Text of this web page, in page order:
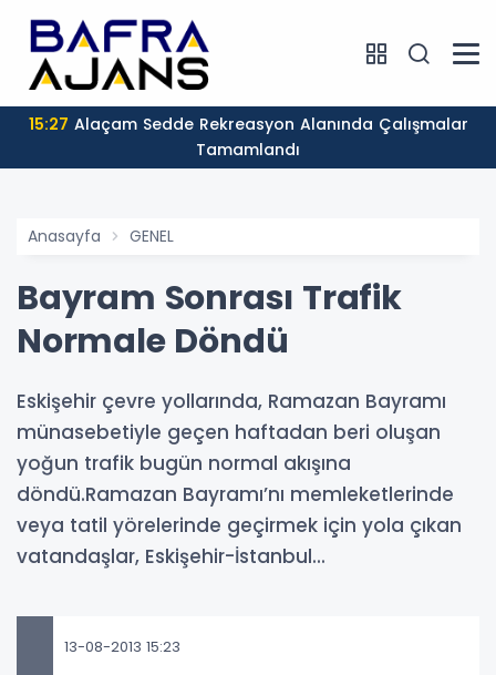
15:27
Tamamlandı
Anasayfa GENEL
Bayram Sonrası Trafik
Normale Döndü
Eskişehir çevre yollarında, Ramazan Bayramı
münasebetiyle geçen haftadan beri oluşan
yoğun trafik bugün normal akışına
döndü.Ramazan Bayramı’nı memleketlerinde
veya tatil yörelerinde geçirmek için yola çıkan
vatandaşlar, Eskişehir-İstanbul...
13-08-2013 15:23